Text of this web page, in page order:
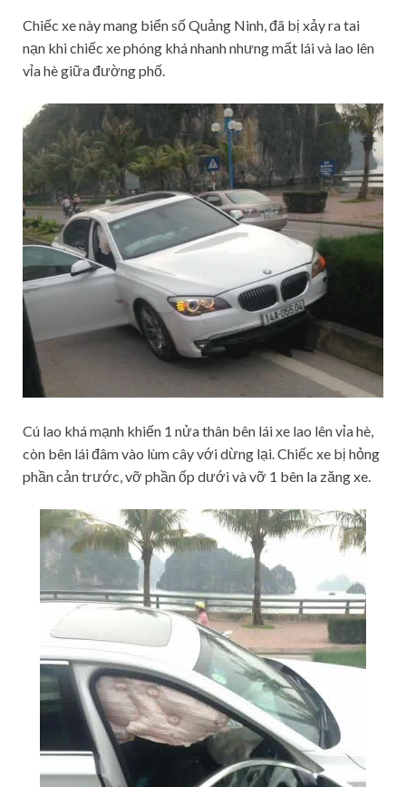
Chiếc xe này mang biển số Quảng Ninh, đã bị xảy ra tai
nạn khi chiếc xe phóng khá nhanh nhưng mất lái và lao lên
vỉa hè giữa đường phố.
Cú lao khá mạnh khiến 1 nửa thân bên lái xe lao lên vỉa hè,
còn bên lái đâm vào lùm cây với dừng lại. Chiếc xe bị hỏng
phần cản trước, vỡ phần ốp dưới và vỡ 1 bên la zăng xe.